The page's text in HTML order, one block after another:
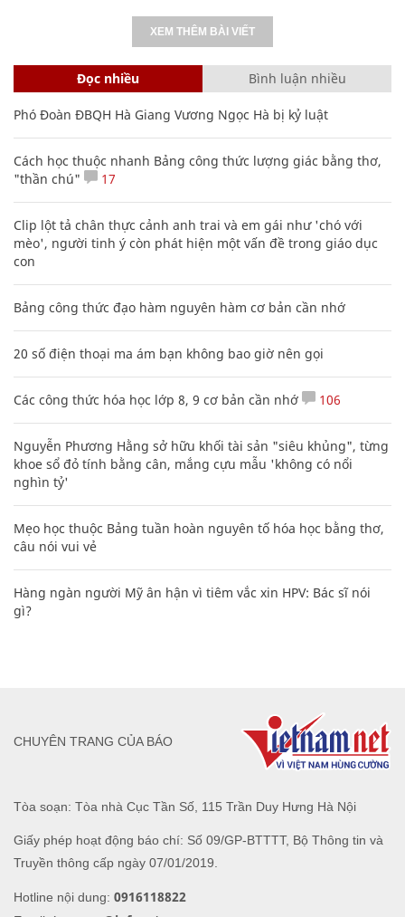
XEM THÊM BÀI VIẾT
Đọc nhiều Bình luận nhiều
Phó Đoàn ĐBQH Hà Giang Vương Ngọc Hà bị kỷ luật
Cách học thuộc nhanh Bảng công thức lượng giác bằng thơ,
"thần chú"
17
Clip lột tả chân thực cảnh anh trai và em gái như 'chó với
mèo', người tinh ý còn phát hiện một vấn đề trong giáo dục
con
Bảng công thức đạo hàm nguyên hàm cơ bản cần nhớ
20 số điện thoại ma ám bạn không bao giờ nên gọi
Các công thức hóa học lớp 8, 9 cơ bản cần nhớ 106
Nguyễn Phương Hằng sở hữu khối tài sản "siêu khủng", từng
khoe sổ đỏ tính bằng cân, mắng cựu mẫu 'không có nổi
nghìn tỷ'
Mẹo học thuộc Bảng tuần hoàn nguyên tố hóa học bằng thơ,
câu nói vui vẻ
Hàng ngàn người Mỹ ân hận vì tiêm vắc xin HPV: Bác sĩ nói
gì?
Tòa soạn: Tòa nhà Cục Tần Số, 115 Trần Duy Hưng Hà Nội
Giấy phép hoạt động báo chí: Số 09/GP-BTTTT, Bộ Thông tin và
Truyền thông cấp ngày 07/01/2019.
Hotline nội dung: 0916118822
CHUYÊN TRANG CỦA BÁO